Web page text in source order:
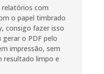
relatórios com
o papel timbrado
consigo fazer isso
o PDF pelo
impressão, sem
resultado limpo e